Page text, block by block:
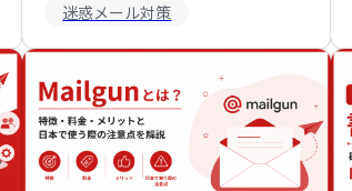
迷惑メール対策